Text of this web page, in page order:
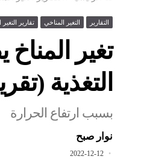
التقارير التغير المناخي تقارير
تغير
التغذية
بسبب ارتفاع الحرارة
نوار صبح
2022-12-12